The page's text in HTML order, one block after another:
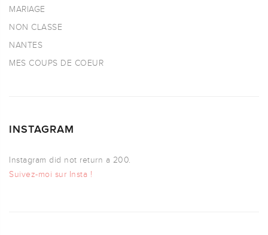
MARIAGE
NON CLASSE
NANTES
MES COUPS DE COEUR
INSTAGRAM
Instagram did not return a 200.
Suivez-moi sur Insta !